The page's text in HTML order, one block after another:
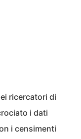
ricercatori di
i dati
i censimenti